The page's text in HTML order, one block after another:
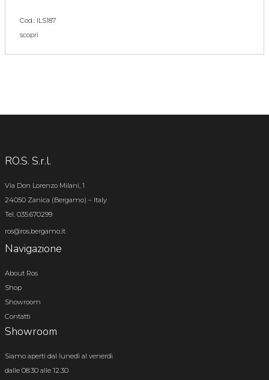
Cod.: ILS187
scopri
RO.S. S.r.l.
Via Don Lorenzo Milani, 1
24050 Zanica (Bergamo) – Italy
Tel. 035.670299
ros@ros.bergamo.it
Navigazione
About Ros
Shop
Showroom
Contatti
Showroom
Siamo aperti dal lunedì al venerdì
dalle 08.30 alle 12.30